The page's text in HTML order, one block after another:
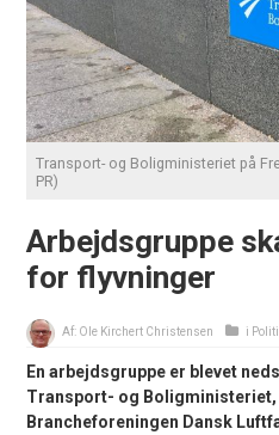
Transport- og Boligministeriet på
PR)
Arbejdsgruppe
for flyvninger
Af: Ole Kirchert Christensen i
En arbejdsgruppe er blevet
Transport- og
Brancheforeningen Dansk